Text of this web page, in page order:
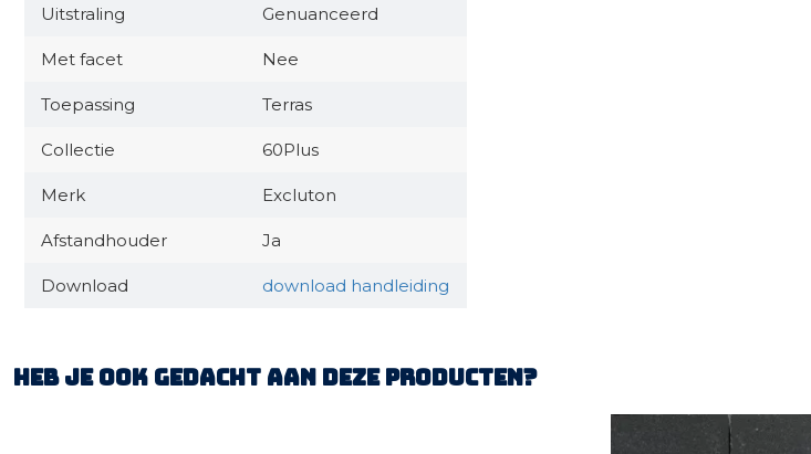
Uitstraling Genuanceerd
Met facet Nee
Toepassing Terras
Collectie 60Plus
Merk Excluton
Afstandhouder Ja
Download download handleiding
Heb je ook gedacht aan deze producten?